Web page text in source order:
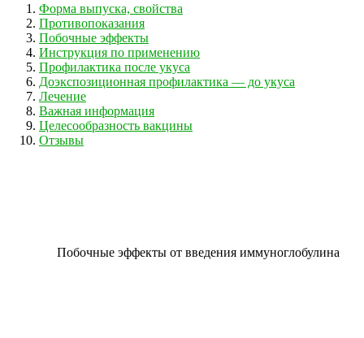
Форма выпуска, свойства
Противопоказания
Побочные эффекты
Инструкция по применению
Профилактика после укуса
Доэкспозиционная профилактика — до укуса
Лечение
Важная информация
Целесообразность вакцины
Отзывы
Побочные эффекты от введения иммуноглобулина